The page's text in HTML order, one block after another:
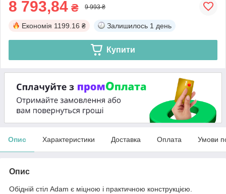
8 793,84 ₴ 9 993 ₴
Економія 1199.16 ₴ Залишилось 1 день
Купити
Опис Характеристики Доставка Оплата Умови
Опис
Обідній стіл Adam є міцною і практичною конструкцією.